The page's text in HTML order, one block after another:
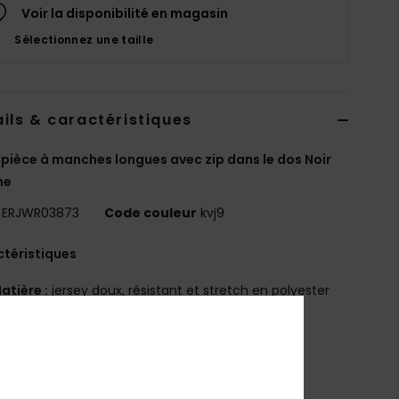
Voir la disponibilité en magasin
Sélectionnez une taille
& caractéristiques
à manches longues avec zip dans le dos Noir
ERJWR03873 Code couleur kvj9
: jersey doux, résistant et stretch en polyester